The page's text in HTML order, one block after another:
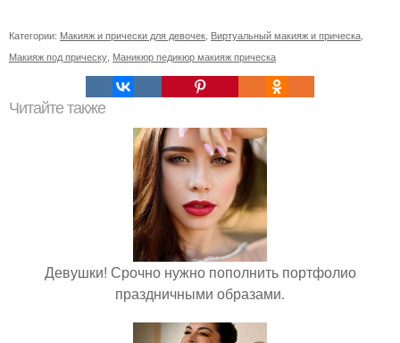
Категории: Макияж и прически для девочек Виртуальный макияж и прическа
Макияж под прическу Маникюр педикюр макияж прическа
Читайте также
Девушки! Срочно нужно пополнить портфолио
праздничными образами.